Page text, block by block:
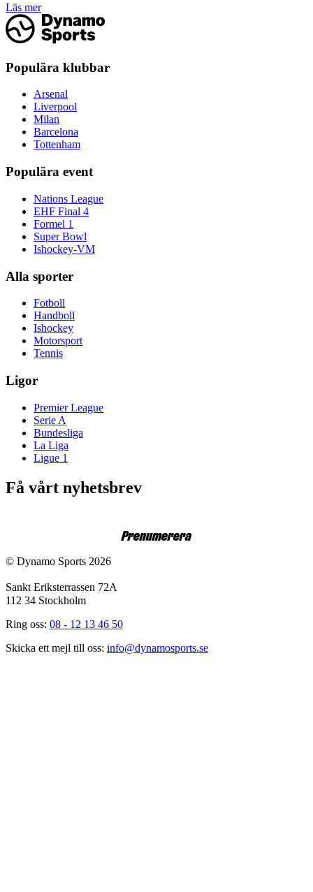
Läs mer
Populära klubbar
Arsenal
Liverpool
Milan
Barcelona
Tottenham
Populära event
Nations League
EHF Final 4
Formel 1
Super Bowl
Ishockey-VM
Alla sporter
Fotboll
Handboll
Ishockey
Motorsport
Tennis
Ligor
Premier League
Serie A
Bundesliga
La Liga
Ligue 1
Få vårt nyhetsbrev
Prenumerera
© Dynamo Sports 2026
Sankt Eriksterrassen 72A
112 34 Stockholm
Ring oss: 08 - 12 13 46 50
Skicka ett mejl till oss: info@dynamosports.se